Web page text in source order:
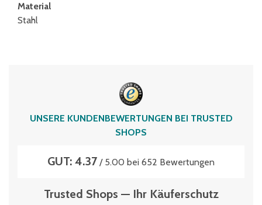
Material
Stahl
UNSERE KUNDENBEWERTUNGEN BEI TRUSTED
SHOPS
GUT: 4.37 / 5.00 bei 652 Bewertungen
Trusted Shops — Ihr Käuferschutz